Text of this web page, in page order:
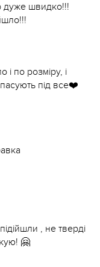
швидко!!!
по розміру, і
пасують під все❤️
, не тверді
🤗